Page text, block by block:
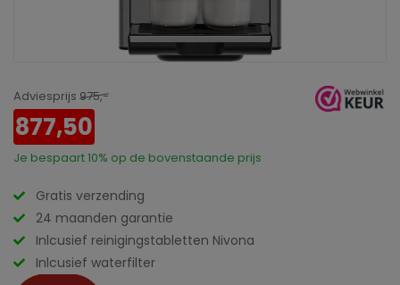
Gratis verzending
24 maanden garantie
Inlcusief reinigingstabletten Nivona
Inlcusief waterfilter
Adviesprijs 975,-
877,50
Je bespaart10% op de bovenstaande prijs